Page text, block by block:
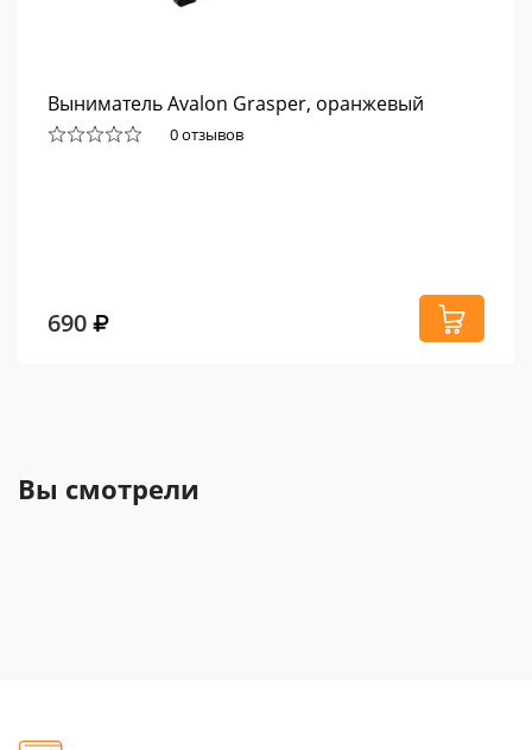
Выниматель Avalon Grasper, оранжевый
0 отзывов
690
Вы смотрели